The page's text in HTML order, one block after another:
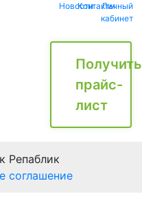
НовостиКонтактыЛичный
кабинет
Получить
прайс-
лист
Репаблик
соглашение